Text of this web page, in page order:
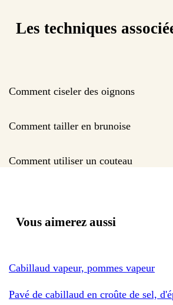
Les techniques
Comment ciseler des oignons
Comment tailler en brunoise
Comment utiliser un couteau
Vous aimerez aussi
Cabillaud vapeur, pommes vapeur
Pavé de cabillaud en croûte de sel,